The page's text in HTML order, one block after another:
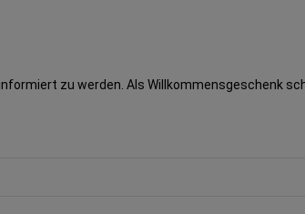
zu werden. Als Willkommensgeschenk